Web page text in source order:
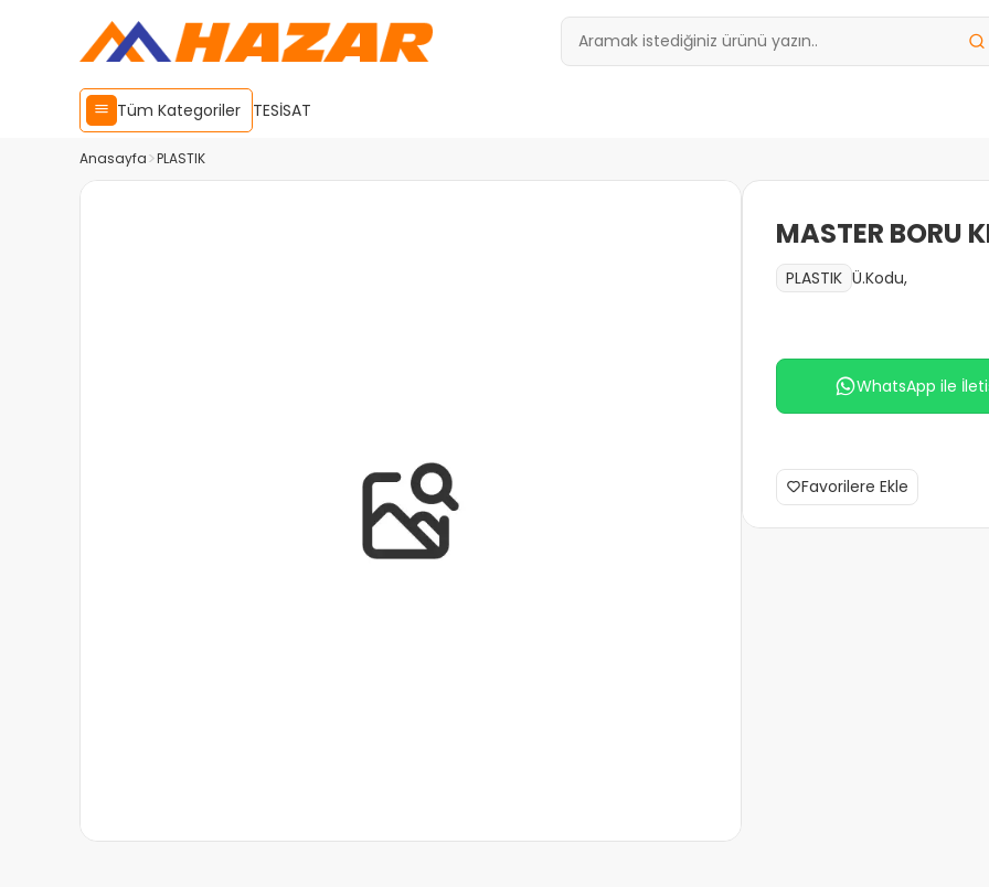
Tüm Kategoriler TESİSAT
Anasayfa PLASTIK
MASTER BORU
PLASTIK Ü.Kodu,
WhatsApp ile
Favorilere Ekle